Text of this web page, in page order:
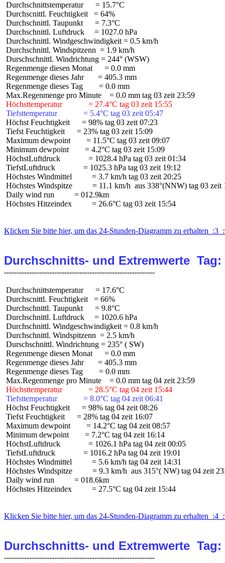
Durchschnittstemperatur      = 15.7°C
Durchscnittl. Feuchtigkeit   = 64%
Durchschnittl. Taupunkt      = 7.3°C
Durchschnittl. Luftdruck     = 1027.0 hPa
Durchschnittl. Windgeschwindigkeit = 0.5 km/h
Durchschnittl. Windspitzenn  = 1.9 km/h
Durschschnittl. Windrichtung = 244° (WSW)
Regenmenge diesen Monat      = 0.0 mm
Regenmenge dieses Jahr       = 405.3 mm
Regenmenge dieses Tag        = 0.0 mm
Höchsttemperatur             = 27.4°C tag 03 zeit 15:55
Tiefsttemperatur             = 5.4°C tag 03 zeit 05:47
Höchst Feuchtigkeit      = 98% tag 03 zeit 07:23
Tiefst Feuchtigkeit      = 23% tag 03 zeit 15:09
Maximum dewpoint        = 11.5°C tag 03 zeit 09:07
Minimum dewpoint        = 4.2°C tag 03 zeit 15:09
HöchstLuftdruck              = 1028.4 hPa tag 03 zeit 01:34
TiefstLuftdruck              = 1025.3 hPa tag 03 zeit 19:12
Höchstes Windmittel          = 3.7 km/h tag 03 zeit 20:25
Höchstes Windspitze          = 11.1 km/h  aus 338°(NNW) tag 03 zeit
Daily wind run          = 012.9km
Höchstes Hitzeindex          = 26.6°C tag 03 zeit 15:54
Klicken Sie bitte hier, um das 24-Stunden-Diagramm zu erhalten  :3
Durchschnitts- und Extremwerte  Tag:
Durchschnittstemperatur      = 17.6°C
Durchscnittl. Feuchtigkeit   = 66%
Durchschnittl. Taupunkt      = 9.8°C
Durchschnittl. Luftdruck     = 1020.6 hPa
Durchschnittl. Windgeschwindigkeit = 0.8 km/h
Durchschnittl. Windspitzenn  = 2.5 km/h
Durschschnittl. Windrichtung = 235° ( SW)
Regenmenge diesen Monat      = 0.0 mm
Regenmenge dieses Jahr       = 405.3 mm
Regenmenge dieses Tag        = 0.0 mm
Höchsttemperatur             = 28.5°C tag 04 zeit 15:44
Tiefsttemperatur             = 8.0°C tag 04 zeit 06:41
Höchst Feuchtigkeit      = 98% tag 04 zeit 08:26
Tiefst Feuchtigkeit      = 28% tag 04 zeit 16:07
Maximum dewpoint        = 14.2°C tag 04 zeit 08:57
Minimum dewpoint        = 7.2°C tag 04 zeit 16:14
HöchstLuftdruck              = 1026.1 hPa tag 04 zeit 00:05
TiefstLuftdruck              = 1016.2 hPa tag 04 zeit 19:01
Höchstes Windmittel          = 5.6 km/h tag 04 zeit 14:31
Höchstes Windspitze          = 9.3 km/h  aus 315°( NW) tag 04 zeit
Daily wind run          = 018.6km
Höchstes Hitzeindex          = 27.5°C tag 04 zeit 15:44
Klicken Sie bitte hier, um das 24-Stunden-Diagramm zu erhalten  :4
Durchschnitts- und Extremwerte  Tag: